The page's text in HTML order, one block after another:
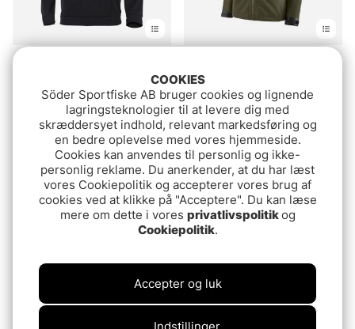
Westin Script Hoodie Ink
Black
469 DKK
Swiftcurrent Wading
Jacket PNGR
3199 DKK
Aclima WarmWool Boxer
COOKIES
Söder Sportfiske AB bruger cookies og lignende
lagringsteknologier til at levere dig med
skræddersyet indhold, relevant markedsføring og
en bedre oplevelse med vores hjemmeside.
Cookies kan anvendes til personlig og ikke-
personlig reklame. Du anerkender, at du har læst
vores Cookiepolitik og accepterer vores brug af
cookies ved at klikke på "Acceptere". Du kan læse
mere om dette i vores privatlivspolitikog
Cookiepolitik.
Indstillinger
Accepter og luk